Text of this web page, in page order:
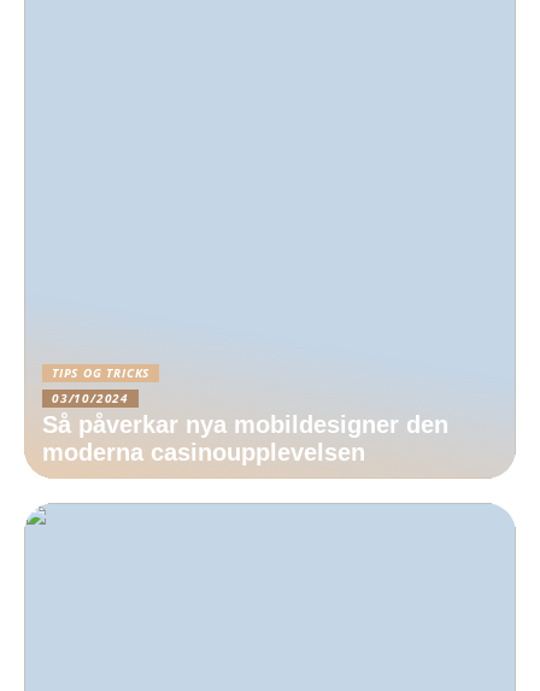
TIPS OG TRICKS
03/10/2024
Så påverkar nya mobildesigner den
moderna casinoupplevelsen